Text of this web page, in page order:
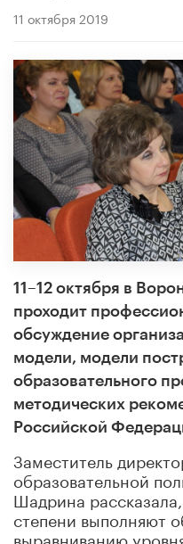
11 октября 2019
11–12 октября в
проходит
обсуждение
модели, модели
образовательного
методических
Российской
Заместитель
образовательной
Шадрина
степени выполняют
выравниванию